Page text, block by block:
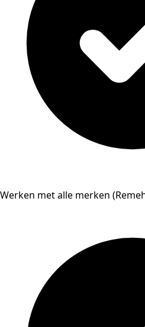
Werken met alle merken